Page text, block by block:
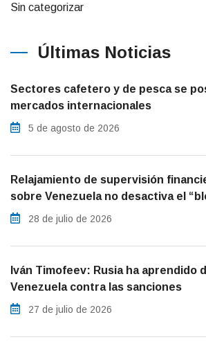
Sin categorizar
Últimas Noticias
Sectores cafetero y de pesca se
mercados internacionales
5 de agosto de 2026
Relajamiento de supervisión
sobre Venezuela no desactiva el
28 de julio de 2026
Iván Timofeev: Rusia ha aprendido
Venezuela contra las sanciones
27 de julio de 2026